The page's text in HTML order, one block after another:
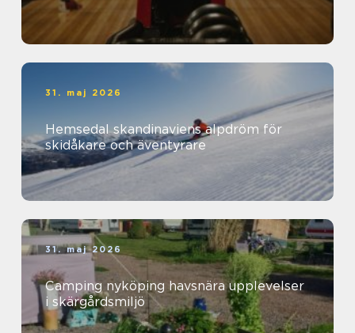
31. maj 2026
Hemsedal skandinaviens alpdröm för
skidåkare och äventyrare
31. maj 2026
Camping nyköping havsnära upplevelser
i skärgårdsmiljö